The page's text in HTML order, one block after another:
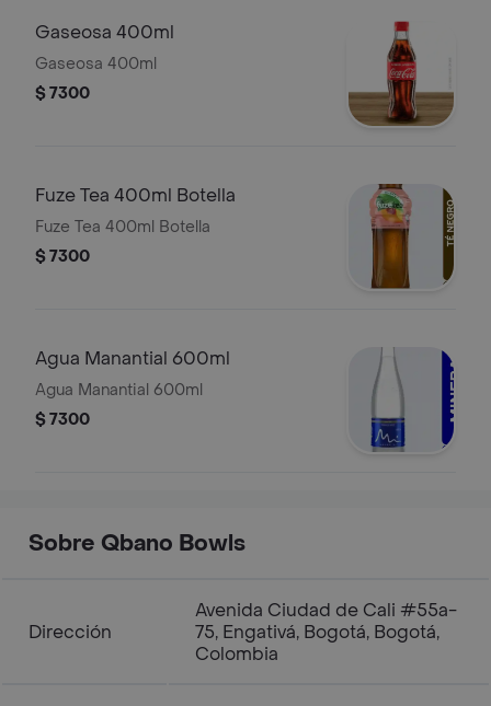
Gaseosa 400ml
Gaseosa 400ml
$ 7300
Fuze Tea 400ml Botella
Fuze Tea 400ml Botella
$ 7300
Agua Manantial 600ml
Agua Manantial 600ml
$ 7300
Sobre Qbano Bowls
Dirección
Avenida Ciudad de Cali #55a-
75, Engativá, Bogotá, Bogotá,
Colombia